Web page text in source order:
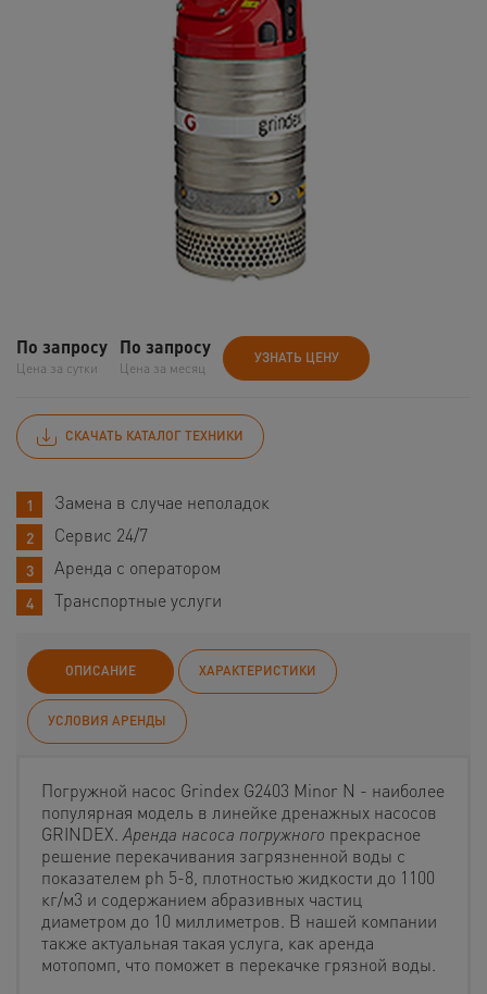
По запросу
Цена за сутки
По запросу
Цена за месяц
УЗНАТЬ ЦЕНУ
СКАЧАТЬ КАТАЛОГ ТЕХНИКИ
Замена в случае неполадок
Сервис 24/7
Аренда с оператором
Транспортные услуги
ОПИСАНИЕ ХАРАКТЕРИСТИКИ
УСЛОВИЯ АРЕНДЫ
Погружной насос Grindex G2403 Minor N - наиболее
популярная модель в линейке дренажных насосов
GRINDEX. Аренда насоса погружного прекрасное
решение перекачивания загрязненной воды с
показателем ph 5-8, плотностью жидкости до 1100
кг/м3 и содержанием абразивных частиц
диаметром до 10 миллиметров. В нашей компании
также актуальная такая услуга, как аренда
мотопомп, что поможет в перекачке грязной воды.